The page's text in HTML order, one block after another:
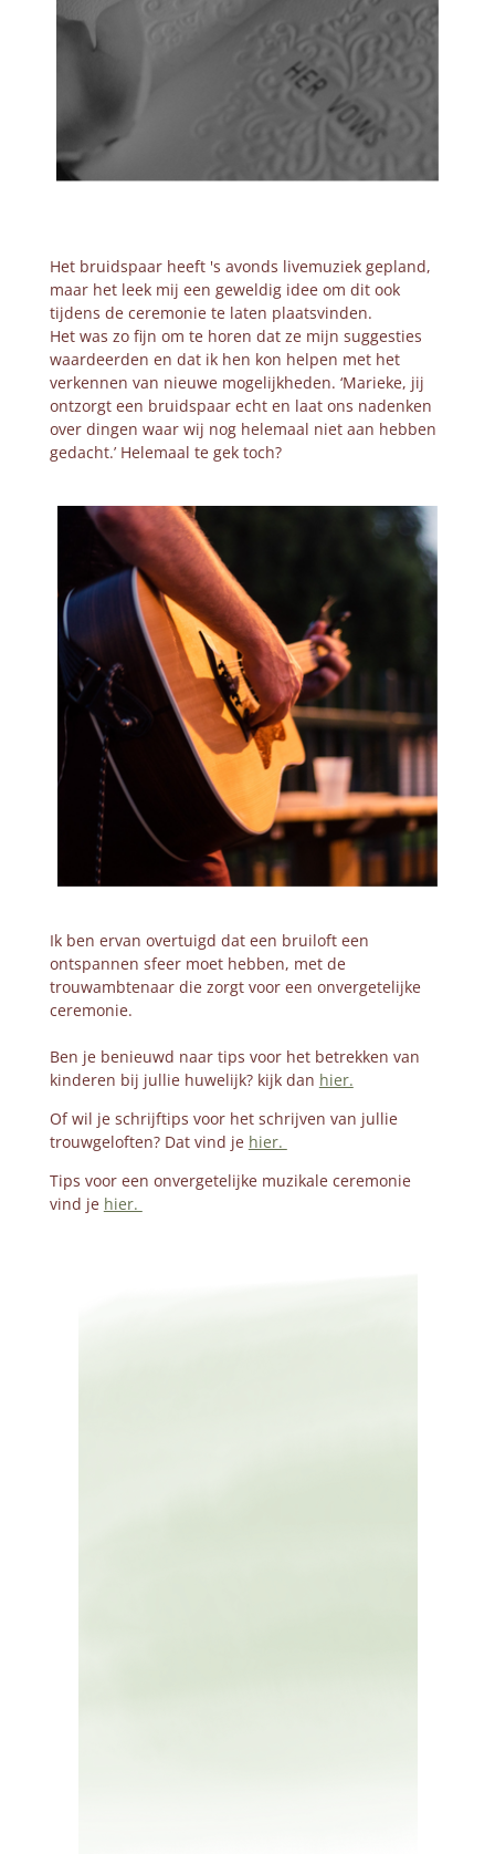
Het bruidspaar heeft 's avonds livemuziek gepland,
maar het leek mij een geweldig idee om dit ook
tijdens de ceremonie te laten plaatsvinden.
Het was zo fijn om te horen dat ze mijn suggesties
waardeerden en dat ik hen kon helpen met het
verkennen van nieuwe mogelijkheden. ‘Marieke, jij
ontzorgt een bruidspaar echt en laat ons nadenken
over dingen waar wij nog helemaal niet aan hebben
gedacht.’ Helemaal te gek toch?
Ik ben ervan overtuigd dat een bruiloft een
ontspannen sfeer moet hebben, met de
trouwambtenaar die zorgt voor een onvergetelijke
ceremonie.
Ben je benieuwd naar tips voor het betrekken van
kinderen bij jullie huwelijk? kijk dan hier.
Of wil je schrijftips voor het schrijven van jullie
trouwgeloften? Dat vind je hier.
Tips voor een onvergetelijke muzikale ceremonie
vind je hier.